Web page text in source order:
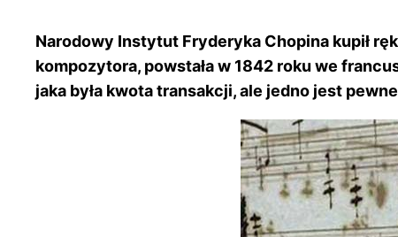
Narodowy Instytut Fryderyka Chopina kupił
kompozytora, powstała w 1842 roku we
jaka była kwota transakcji, ale jedno jest